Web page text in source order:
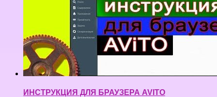
ИНСТРУКЦИЯ ДЛЯ БРАУЗЕРА AVITO